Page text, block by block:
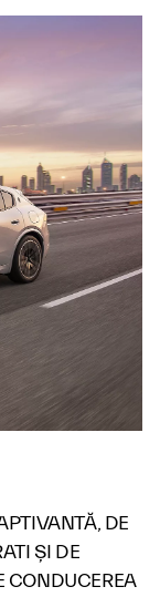
DE
ȘI DE
CONDUCEREA